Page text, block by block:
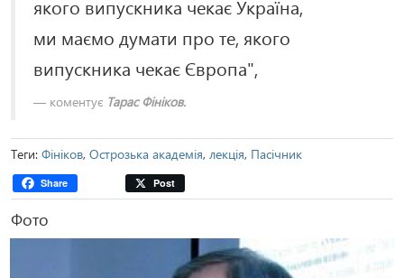
якого випускника чекає Україна,
ми маємо думати про те, якого
випускника чекає Європа",
коментує Тарас Фініков.
Теги: Фініков, Острозька академія, лекція, Пасічник
Share Post
Фото